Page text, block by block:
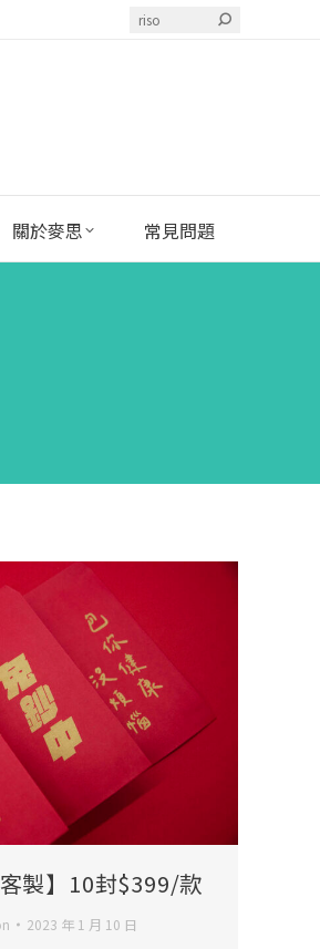
Search:
關於麥思 常見問題
製】10封$399/款
2023 年 1 月 10 日